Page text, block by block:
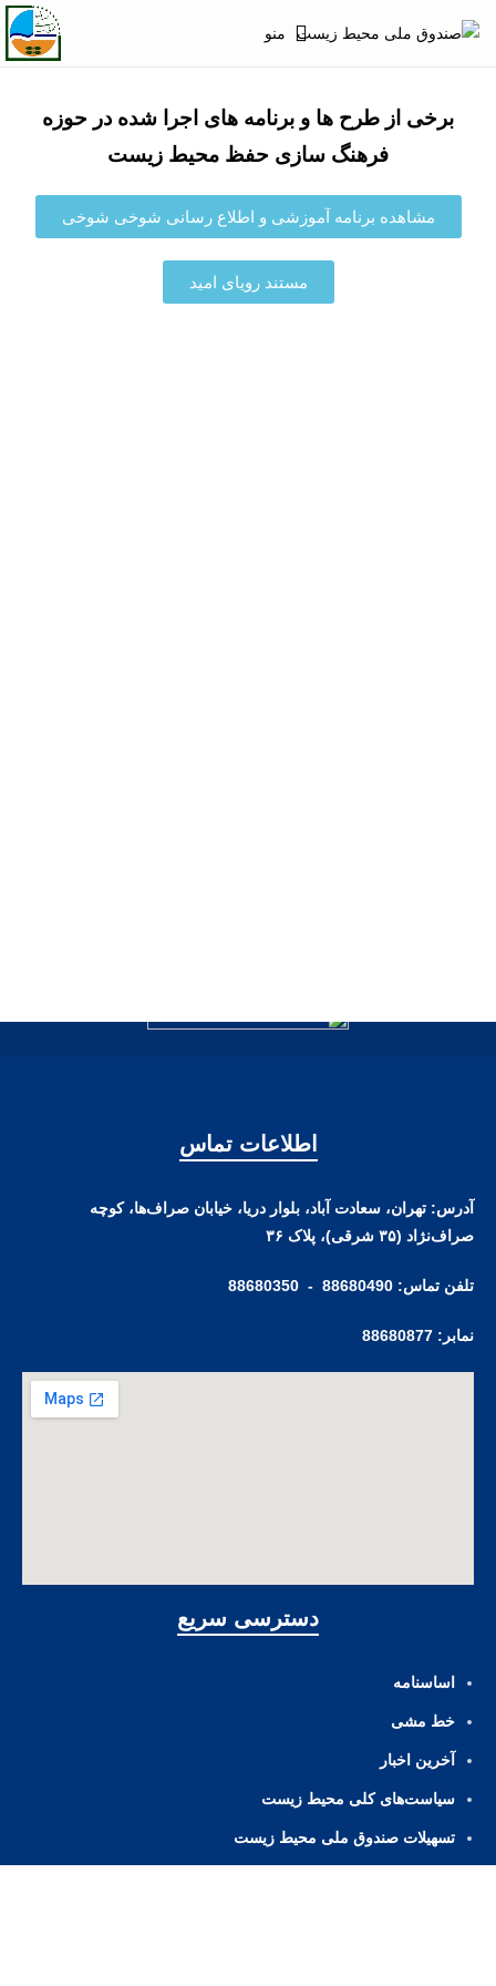
منو
برخی از طرح ها و برنامه های اجرا شده در حوزه
فرهنگ سازی حفظ محیط زیست
مشاهده برنامه آموزشی و اطلاع رسانی شوخی شوخی
مستند رویای امید
اطلاعات تماس
آدرس: تهران، سعادت آباد، بلوار دریا، خیابان صراف‌ها، کوچه
صراف‌نژاد (۳۵ شرقی)، پلاک ۳۶
تلفن تماس: 88680490 - 88680350
نمابر: 88680877
دسترسی سریع
اساسنامه
خط مشی
آخرین اخبار
ﺳﯿﺎﺳﺖ‌ﻫﺎی ﮐﻠﯽ ﻣﺤﯿﻂ زﯾﺴﺖ
تسهیلات صندوق ملی محیط زیست